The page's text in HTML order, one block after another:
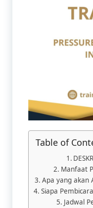
Table of
Manfaat
Apa yang akan
Siapa
Jadwal